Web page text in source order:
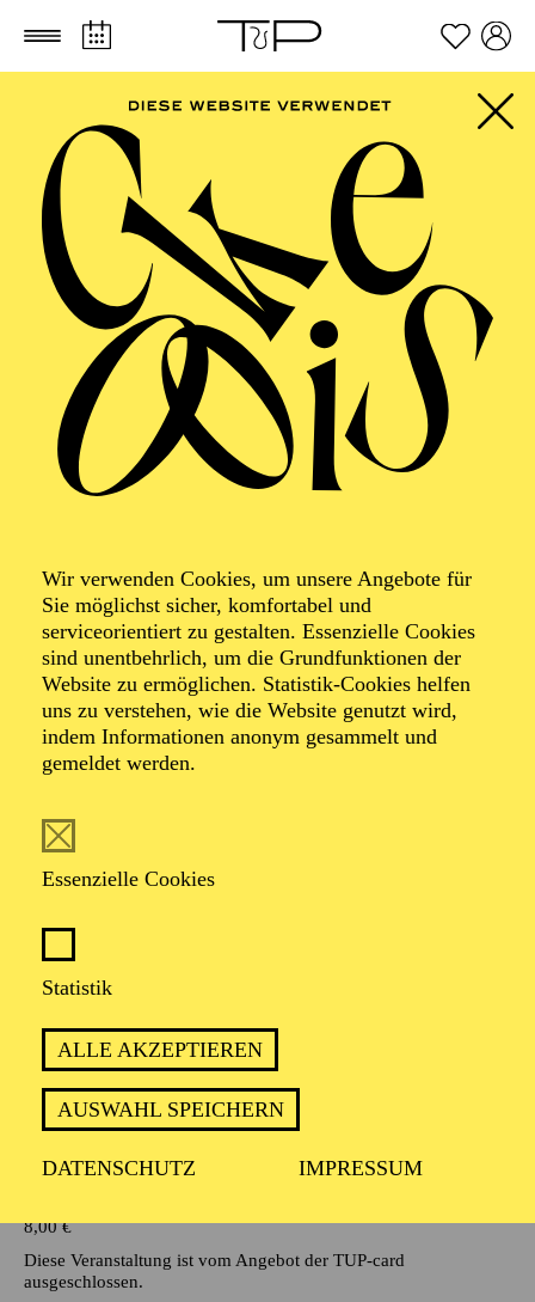
Zum Hauptinhalt springen Zum Footer springen
Wir verwenden Cookies, um unsere Angebote für
Sie möglichst sicher, komfortabel und
serviceorientiert zu gestalten. Essenzielle Cookies
sind unentbehrlich, um die Grundfunktionen der
Website zu ermöglichen. Statistik-Cookies helfen
uns zu verstehen, wie die Website genutzt wird,
indem Informationen anonym gesammelt und
gemeldet werden.
Essenzielle Cookies
Statistik
ALLE AKZEPTIEREN
AUSWAHL SPEICHERN
DATENSCHUTZ IMPRESSUM
FILTER
SEPTEMBER 2026
PHILHARMONIE ESSEN
Freitag
04.09.2026
20:00 - 23:00
Alfried Krupp Saal
Veranstalter: Theater-, Konzert- u. Gastspieldirektion OTTO
HOFNER GMBH
TICKETS
55,20 52,70€
Die Veranstaltung ist vom Angebot der TUPcard ausgeschlossen.
Samstag
05.09.2026
Grillo-Theater
BLICK AUF DEN IRAN –
STIMMEN ZUR AKTUELLEN
LAGE
Veranstalter: Eine Kooperationsveranstaltung mit der Stadt
Essen
8,00€
Diese Veranstaltung ist vom Angebot der TUP-card
ausgeschlossen.